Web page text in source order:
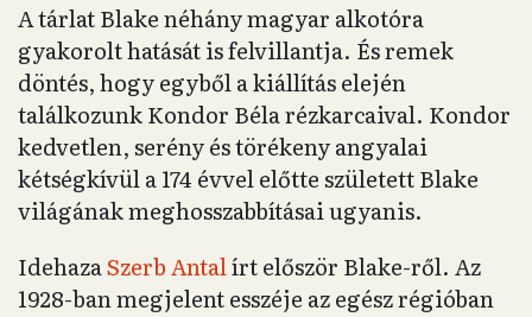
A tárlat Blake néhány magyar alkotóra
gyakorolt hatását is felvillantja. És remek
döntés, hogy egyből a kiállítás elején
találkozunk Kondor Béla rézkarcaival. Kondor
kedvetlen, serény és törékeny angyalai
kétségkívül a 174 évvel előtte született Blake
világának meghosszabbításai ugyanis.
IdehazaSzerb Antalírt először Blake-ről. Az
1928-ban megjelent esszéje az egész régióban